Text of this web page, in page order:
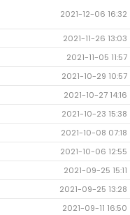
2021-12-06 16:32
2021-11-26 13:03
2021-11-05 11:57
2021-10-29 10:57
2021-10-27 14:16
2021-10-23 15:38
2021-10-08 07:18
2021-10-06 12:55
2021-09-25 15:11
2021-09-25 13:28
2021-09-11 16:50